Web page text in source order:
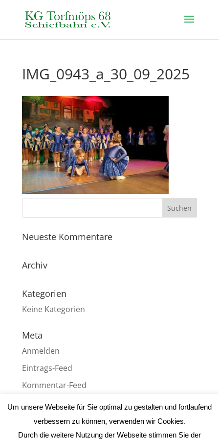
IMG_0943_a_30_09_2025
Neueste Kommentare
Archiv
Kategorien
Keine Kategorien
Meta
Anmelden
Eintrags-Feed
Kommentar-Feed
WordPress.org
Um unsere Webseite für Sie optimal zu gestalten und fortlaufend
verbessern zu können, verwenden wir Cookies.
Durch die weitere Nutzung der Webseite stimmen Sie der